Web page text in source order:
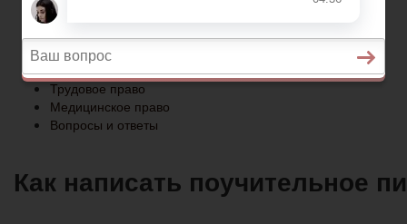
Главная
Военное право
Гражданство
Трудовое право
Медицинское право
Вопросы и ответы
Как написать поучительное